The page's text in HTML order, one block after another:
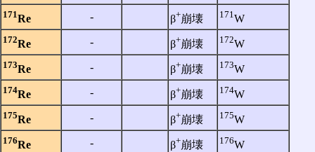
171Re ‐ β+崩壊 171W
172Re ‐ β+崩壊 172W
173Re ‐ β+崩壊 173W
174Re ‐ β+崩壊 174W
175Re ‐ β+崩壊 175W
176Re ‐ β+崩壊 176W